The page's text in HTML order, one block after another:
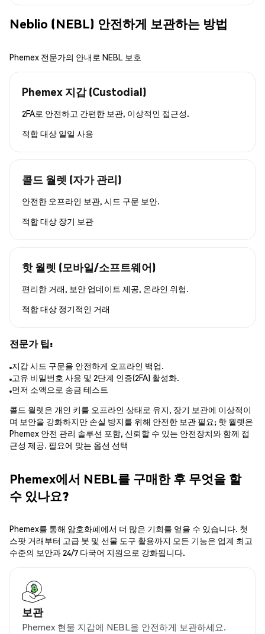
Neblio (NEBL) 안전하게 보관하는 방법
Phemex 전문가의 안내로 NEBL 보호
Phemex 지갑 (Custodial)
2FA로 안전하고 간편한 보관, 이상적인 접근성.
적합 대상 일일 사용
콜드 월렛 (자가 관리)
안전한 오프라인 보관, 시드 구문 보안.
적합 대상 장기 보관
핫 월렛 (모바일/소프트웨어)
편리한 거래, 보안 업데이트 제공, 온라인 위험.
적합 대상 정기적인 거래
전문가 팁:
지갑 시드 구문을 안전하게 오프라인 백업.
고유 비밀번호 사용 및 2단계 인증(2FA) 활성화.
먼저 소액으로 송금 테스트
콜드 월렛은 개인 키를 오프라인 상태로 유지, 장기 보관에 이상적이
며 보안을 강화하지만 손실 방지를 위해 안전한 보관 필요; 핫 월렛은
Phemex 안전 관리 솔루션 포함, 신뢰할 수 있는 안전장치와 함께 접
근성 제공. 필요에 맞는 옵션 선택
Phemex에서 NEBL를 구매한 후 무엇을 할
수 있나요?
Phemex를 통해 암호화폐에서 더 많은 기회를 얻을 수 있습니다. 첫
스팟 거래부터 고급 봇 및 선물 도구 활용까지 모든 기능은 업계 최고
수준의 보안과 24/7 다국어 지원으로 강화됩니다.
보관
Phemex 현물 지갑에 NEBL을 안전하게 보관하세요.